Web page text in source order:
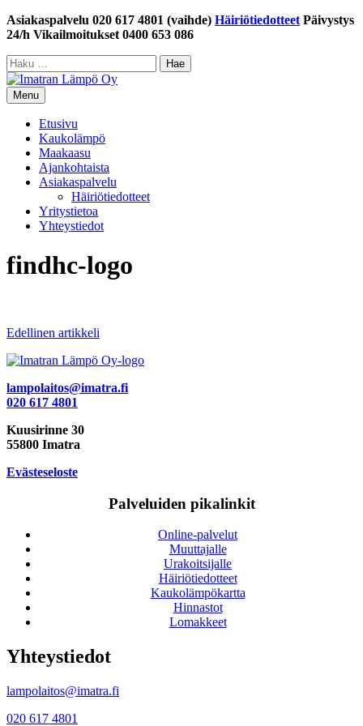
Siirry
sisältöön
Asiakaspalvelu 020 617 4801 (vaihde) Häiriötiedotteet Päivystys
24/h Vikailmoitukset 0400 653 086
Haku:
Menu
Etusivu
Kaukolämpö
Maakaasu
Ajankohtaista
Asiakaspalvelu
Häiriötiedotteet
Yritystietoa
Yhteystiedot
findhc-logo
Artikkelien
selaus
Edellinen artikkeli
lampolaitos@imatra.fi
020 617 4801
Kuusirinne 30
55800 Imatra
Evästeseloste
Palveluiden pikalinkit
Online-palvelut
Muuttajalle
Urakoitsijalle
Häiriötiedotteet
Kaukolämpökartta
Hinnastot
Lomakkeet
Yhteystiedot
lampolaitos@imatra.fi
020 617 4801